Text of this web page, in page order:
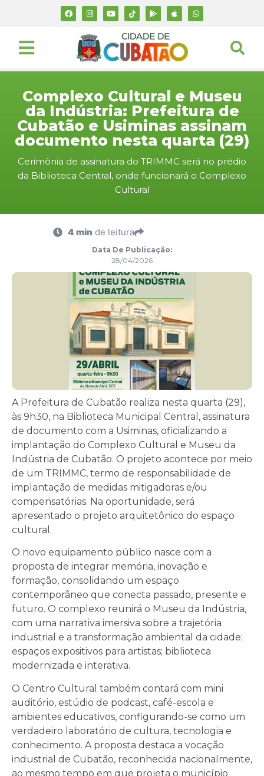
Complexo Cultural e Museu
da Indústria: Prefeitura de
Cubatão e Usiminas assinam
documento nesta quarta (29)
Cerimônia de assinatura do TRIMMC será no prédio
da Biblioteca Central, onde funcionará o Complexo
Cultural
4 min de leitura
Data De Publicação:
28/04/2026
A Prefeitura de Cubatão realiza nesta quarta (29),
às 9h30, na Biblioteca Municipal Central , assinatura
de documento com a Usiminas, oficializando a
implantação do Complexo Cultural e Museu da
Indústria de Cubatão. O projeto acontece por meio
de um TRIMMC, termo de responsabilidade de
implantação de medidas mitigadoras e/ou
compensatórias. Na oportunidade, será
apresentado o projeto arquitetônico do espaço
cultural.
O novo equipamento público nasce com a
proposta de integrar memória, inovação e
formação, consolidando um espaço
contemporâneo que conecta passado, presente e
futuro. O complexo reunirá o Museu da Indústria,
com uma narrativa imersiva sobre a trajetória
industrial e a transformação ambiental da cidade;
espaços expositivos para artistas; biblioteca
modernizada e interativa.
O Centro Cultural também contará com mini
auditório, estúdio de podcast, café-escola e
ambientes educativos, configurando-se como um
verdadeiro laboratório de cultura, tecnologia e
conhecimento. A proposta destaca a vocação
industrial de Cubatão, reconhecida nacionalmente,
ao mesmo tempo em que projeta o município